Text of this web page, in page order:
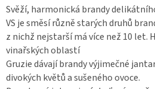
Svěží, harmonická brandy
VS je směsí různě starých druhů
z nichž nejstarší má více než 10 let.
vinařských oblastí
Gruzie dávají brandy výjimečné
divokých květů a sušeného ovoce.